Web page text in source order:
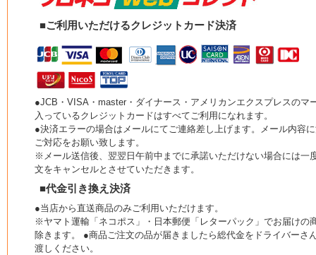
■ご利用いただけるクレジットカード決済
●JCB・VISA・master・ダイナース・アメリカンエクスプレスのマ
入っているクレジットカードはすべてご利用になれます。
●決済エラーの場合はメールにてご連絡差し上げます。メール内容
ご対応をお願い致します。
※メール送信後、翌翌日午前中までに承諾いただけない場合には一
文をキャンセルとさせていただきます。
■代金引き換え決済
●当店から直送商品のみご利用いただけます。
※ヤマト運輸「ネコポス」・日本郵便「レターパック」でお届けの
除きます。 ●商品ご注文の品が届きましたら総代金をドライバーさ
渡しください。